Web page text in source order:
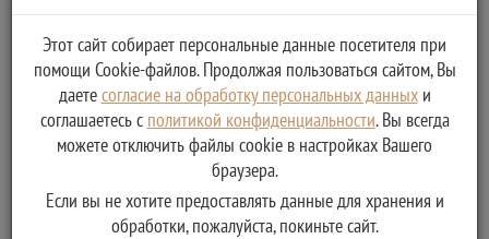
Этот сайт собирает персональные данные посетителя при
помощи Cookie-файлов. Продолжая пользоваться сайтом, Вы
даетесогласие на обработку персональных данныхи
соглашаетесь с политикой конфиденциальности. Вы всегда
можете отключить файлы cookie в настройках Вашего
браузера.
Если вы не хотите предоставлять данные для хранения и
обработки, пожалуйста, покиньте сайт.